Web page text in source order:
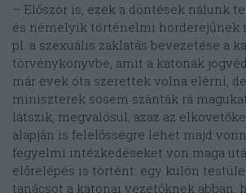
– Először is, ezek a döntések nálunk
és némelyik történelmi horderejűnek
pl. a szexuális zaklatás bevezetése a
törvénykönyvbe, amit a katonák
már évek óta szerettek volna elérni,
miniszterek sosem szánták rá
látszik, megvalósul, azaz az
alapján is felelősségre lehet majd
fegyelmi intézkedéseket von maga
előrelépés is történt: egy külön
tanácsot a katonai vezetőknek abban,